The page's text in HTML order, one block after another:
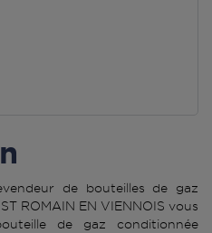
de bouteilles de gaz
ROMAIN EN VIENNOIS vous
de gaz conditionnée